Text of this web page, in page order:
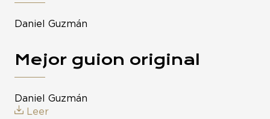
Daniel Guzmán
Mejor guion original
Daniel Guzmán
Leer